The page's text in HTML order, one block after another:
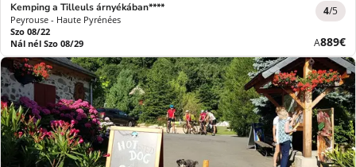
Kemping a Tilleuls árnyékában****
Peyrouse - Haute Pyrénées
4/5
Szo 08/22
Nál nél Szo 08/29
AÚj
ár
889€